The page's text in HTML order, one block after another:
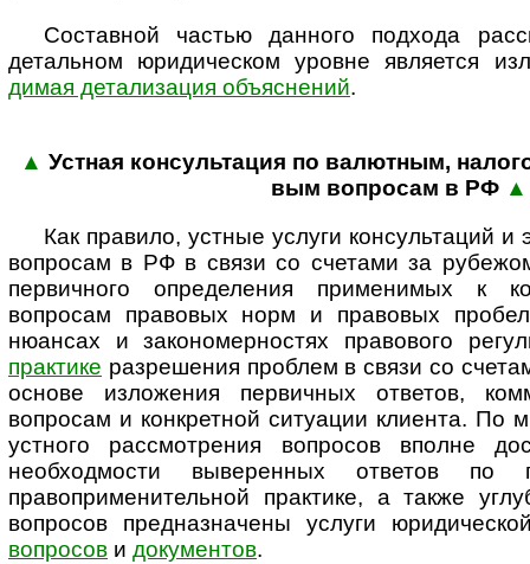
Составной частью данного подхода
деталь­ном юриди­ческом уровне явля­ется
димая дета­ли­зация объяс­нений.
▲ Устная консультация по валютным,
вым воп­ро­сам в РФ ▲
Как правило, устные услуги консультаций
вопросам в РФ в связи со счетами за
первичного определения применимых к
вопросам правовых норм и правовых
нюансах и закономерностях правового
практике разрешения проблем в связи со
основе изложения первичных ответов,
вопросам и конкретной ситуации клиента. По
устного рассмотрения вопросов вполне
необходмости выверенных ответов
правоприменительной практике, а также
вопросов пред­наз­на­че­ны услуги
вопросов и документов.